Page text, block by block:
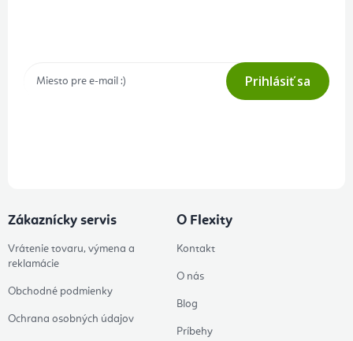
Prihlásiť sa
Zákaznícky servis
Vrátenie tovaru, výmena a
reklamácie
Obchodné podmienky
Ochrana osobných údajov
O Flexity
Kontakt
O nás
Blog
Príbehy